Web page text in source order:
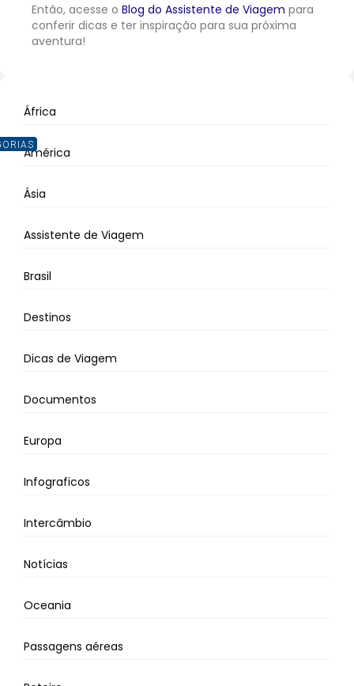
Então, acesse o Blog do Assistente de Viagem para
conferir dicas e ter inspiração para sua próxima
aventura!
África
América
Ásia
Assistente de Viagem
Brasil
Destinos
Dicas de Viagem
Documentos
Europa
Infograficos
Intercâmbio
Notícias
Oceania
Passagens aéreas